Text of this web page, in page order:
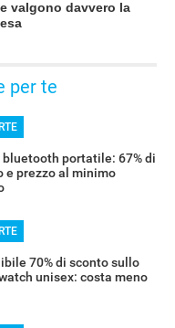
per te
bluetooth portatile: 67% di
e prezzo al minimo
70% di sconto sullo
unisex: costa meno